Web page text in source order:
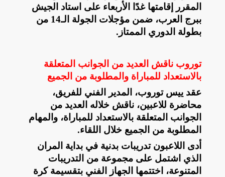
‏المقرر إقامتها غدًا الأربعاء على استاد الجيش
ببرج العرب، ضمن مؤجلات الجولة الـ14 من
بطولة الدوري الممتاز.‏
توروب ناقش العديد من الجوانب المتعلقة
بالاستعداد للمباراة والمطلوبة من الجميع
عقد ييس توروب، المدير الفني للفريق،
محاضرة للاعبين، ناقش خلاله العديد من
الجوانب المتعلقة بالاستعداد للمباراة، والمهام
‏المطلوبة من الجميع خلال اللقاء.‏
أدى اللاعبون تدريبات بدنية في بداية المران
الذي اشتمل على مجموعة من التدريبات
المتنوعة، اختتمها الجهاز الفني بتقسيمة ‏كرة